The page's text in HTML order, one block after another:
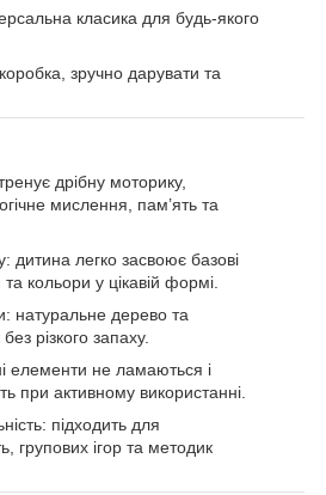
класика для будь-якого
зручно дарувати та
дрібну моторику,
мислення, пам’ять та
дитина легко засвоює базові
кольори у цікавій формі.
натуральне дерево та
різкого запаху.
елементи не ламаються і
при активному використанні.
підходить для
групових ігор та методик